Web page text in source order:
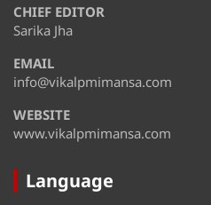
August 14
Friday
August 15
Saturday
CHIEF EDITOR
Sarika Jha
EMAIL
info@vikalpmimansa.com
WEBSITE
www.vikalpmimansa.com
Language